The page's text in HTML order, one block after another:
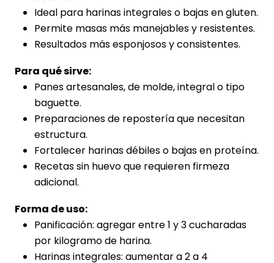
Ideal para harinas integrales o bajas en gluten.
Permite masas más manejables y resistentes.
Resultados más esponjosos y consistentes.
Para qué sirve:
Panes artesanales, de molde, integral o tipo
baguette.
Preparaciones de repostería que necesitan
estructura.
Fortalecer harinas débiles o bajas en proteína.
Recetas sin huevo que requieren firmeza
adicional.
Forma de uso:
Panificación: agregar entre 1 y 3 cucharadas
por kilogramo de harina.
Harinas integrales: aumentar a 2 a 4